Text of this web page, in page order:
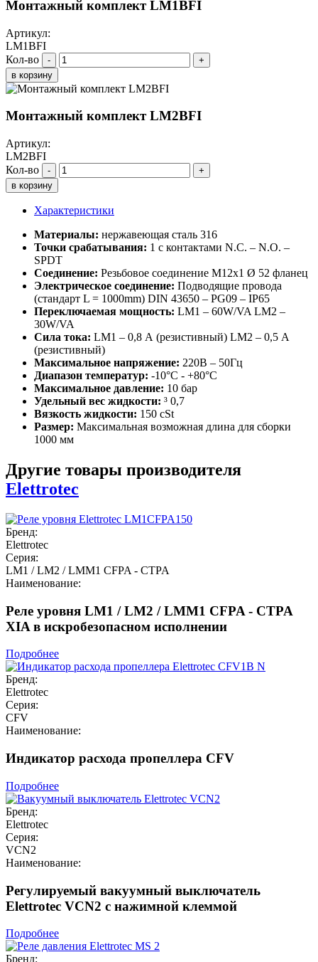
Монтажный комплект LM1BFI
Артикул:
LM1BFI
Кол-во
-
+
в корзину
Монтажный комплект LM2BFI
Артикул:
LM2BFI
Кол-во
-
+
в корзину
Характеристики
Материалы: нержавеющая сталь 316
Точки срабатывания: 1 с контактами N.C. – N.O. –
SPDT
Соединение: Резьбовое соединение M12x1 Ø 52 фланец
Электрическое соединение: Подводящие провода
(стандарт L = 1000mm) DIN 43650 – PG09 – IP65
Переключаемая мощность: LM1 – 60W/VA LM2 –
30W/VA
Сила тока: LM1 – 0,8 А (резистивный) LM2 – 0,5 А
(резистивный)
Максимальное напряжение: 220В – 50Гц
Диапазон температур: -10°C - +80°C
Максимальное давление: 10 бар
Удельный вес жидкости: ³ 0,7
Вязкость жидкости: 150 cSt
Размер: Максимальная возможная длина для сборки
1000 мм
Другие товары производителя
Elettrotec
Бренд:
Elettrotec
Серия:
LM1 / LM2 / LMM1 CFPA - CTPA
Наименование:
Реле уровня LM1 / LM2 / LMM1 CFPA - CTPA
XIA в искробезопасном исполнении
Подробнее
Бренд:
Elettrotec
Серия:
CFV
Наименование:
Индикатор расхода пропеллера CFV
Подробнее
Бренд:
Elettrotec
Серия:
VCN2
Наименование:
Регулируемый вакуумный выключатель
Elettrotec VCN2 с нажимной клеммой
Подробнее
Бренд: